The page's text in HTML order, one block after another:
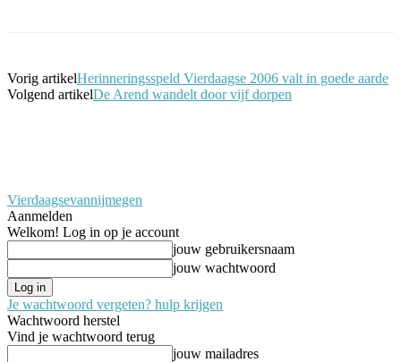
Vorig artikelHerinneringsspeld Vierdaagse 2006 valt in goede aarde
Volgend artikelDe Arend wandelt door vijf dorpen
Vierdaagsevannijmegen
Aanmelden
Welkom! Log in op je account
jouw gebruikersnaam
jouw wachtwoord
Je wachtwoord vergeten? hulp krijgen
Wachtwoord herstel
Vind je wachtwoord terug
jouw mailadres